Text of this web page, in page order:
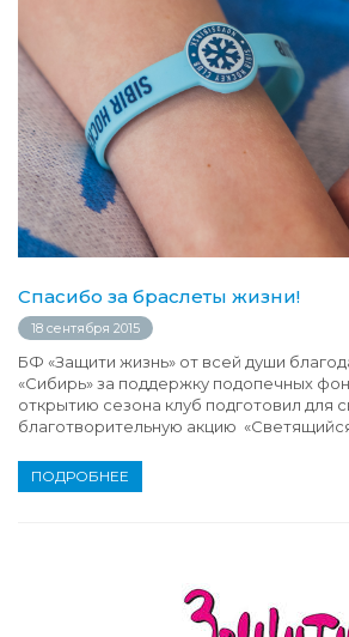
Спасибо за браслеты жизни!
18 сентября 2015
БФ «Защити жизнь» от всей души
«Сибирь» за поддержку подопечных
открытию сезона клуб подготовил для
благотворительную акцию
ПОДРОБНЕЕ